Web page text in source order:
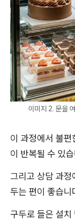
이미지 2. 문을
이 과정에서 불
이 반복될 수 있
그리고 상담 과정
두는 편이 좋습니
구두로 들은 설